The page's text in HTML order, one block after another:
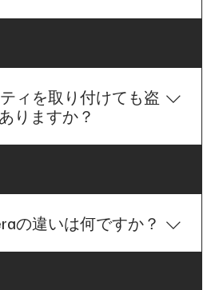
キュリティをご提案しており
必要なのかな？」と迷われて
軽にご相談ください。現在の
の対策について、分かりやす
きます。
トキーやプッシュスタートな
るために車両の電子制御（デ
とで、その仕組みを悪用した
策では、電子制御を狙った手
御でエンジン始動を制御する
きく変わっていません。 それ
アナログ制御だからこそ、高
ているからです。 BRAIN
セキュリティを否定するのでは
かしながら、後付けカーセキ
ることで、防犯性能と使いや
ているカーセキュリティは、現
インベーダーやキーエミュ
イ）などの電子盗難を想定し
し、大切なのは「どのカーセ
るか」だけではなく、どのよ
。 同じカーセキュリティで
付方法によって防犯性能や利
に対応した最適なシステムを
ご不明な点がございました
ィを取り付けても盗
りますか？
めの施工を徹底しておりま
ステムでも、「絶対に盗難さ
ことはできません。 しかし、
、現在主流となっている盗難手
お車や駐車環境に合わせた最
工を行うことで、盗難リスク
の違いは何ですか？